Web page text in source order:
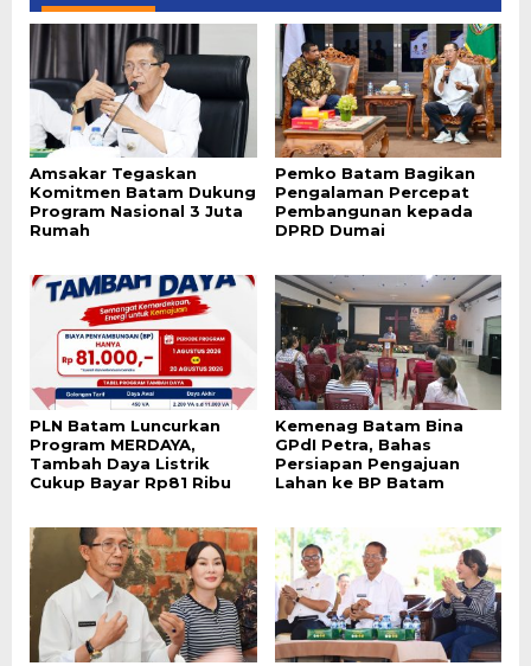
Amsakar Tegaskan
Komitmen Batam Dukung
Program Nasional 3 Juta
Rumah
Pemko Batam Bagikan
Pengalaman Percepat
Pembangunan kepada
DPRD Dumai
PLN Batam Luncurkan
Program MERDAYA,
Tambah Daya Listrik
Cukup Bayar Rp81 Ribu
Kemenag Batam Bina
GPdI Petra, Bahas
Persiapan Pengajuan
Lahan ke BP Batam